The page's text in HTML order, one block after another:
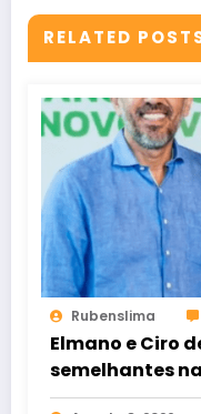
RELATED
Rubenslima
Elmano e Ciro
semelhantes
de rádio e TV